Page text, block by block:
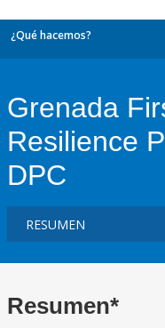
¿Qué hacemos?
Grenada
Resilience
DPC
Resumen*